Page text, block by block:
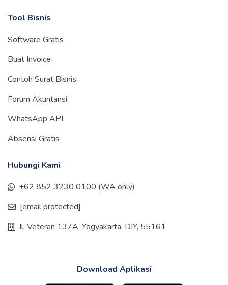
Tool Bisnis
Software Gratis
Buat Invoice
Contoh Surat Bisnis
Forum Akuntansi
WhatsApp API
Absensi Gratis
Hubungi Kami
+62 852 3230 0100 (WA only)
[email protected]
Jl. Veteran 137A, Yogyakarta, DIY, 55161
Download Aplikasi